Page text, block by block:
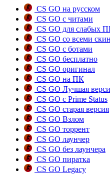
CS GO на русском
CS GO с читами
CS GO для слабых
CS GO со всеми
CS GO с ботами
CS GO бесплатно
CS GO оригинал
CS GO на ПК
CS GO Лучшая
CS GO с Prime Status
CS GO старая версия
CS GO Взлом
CS GO торрент
CS GO лаунчер
CS GO без лаунчера
CS GO пиратка
CS GO Legacy